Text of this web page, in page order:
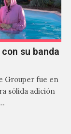
su banda
Grouper fue en
sólida adición